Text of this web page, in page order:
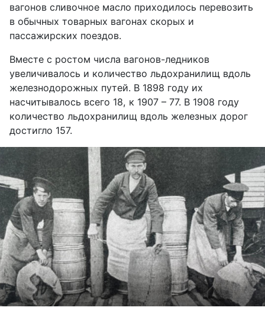
вагонов сливочное масло приходилось перевозить
в обычных товарных вагонах скорых и
пассажирских поездов.
Вместе с ростом числа вагонов-ледников
увеличивалось и количество льдохранилищ вдоль
железнодорожных путей. В 1898 году их
насчитывалось всего 18, к 1907 – 77. В 1908 году
количество льдохранилищ вдоль железных дорог
достигло 157.